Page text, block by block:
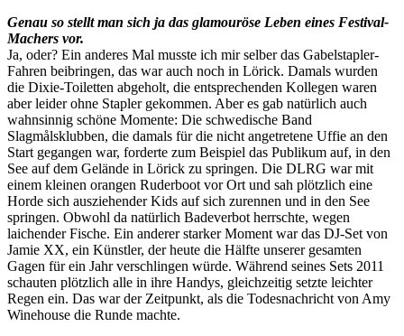
Genau so stellt man sich ja das glamouröse Leben eines Festival-
Machers vor.
Ja, oder? Ein anderes Mal musste ich mir selber das Gabelstapler-
Fahren beibringen, das war auch noch in Lörick. Damals wurden
die Dixie-Toiletten abgeholt, die entsprechenden Kollegen waren
aber leider ohne Stapler gekommen. Aber es gab natürlich auch
wahnsinnig schöne Momente: Die schwedische Band
Slagmålsklubben, die damals für die nicht angetretene Uffie an den
Start gegangen war, forderte zum Beispiel das Publikum auf, in den
See auf dem Gelände in Lörick zu springen. Die DLRG war mit
einem kleinen orangen Ruderboot vor Ort und sah plötzlich eine
Horde sich ausziehender Kids auf sich zurennen und in den See
springen. Obwohl da natürlich Badeverbot herrschte, wegen
laichender Fische. Ein anderer starker Moment war das DJ-Set von
Jamie XX, ein Künstler, der heute die Hälfte unserer gesamten
Gagen für ein Jahr verschlingen würde. Während seines Sets 2011
schauten plötzlich alle in ihre Handys, gleichzeitig setzte leichter
Regen ein. Das war der Zeitpunkt, als die Todesnachricht von Amy
Winehouse die Runde machte.